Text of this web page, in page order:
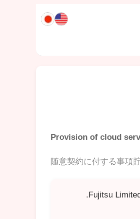
Provision of cloud
随意契約に付する事項
Fujitsu
.